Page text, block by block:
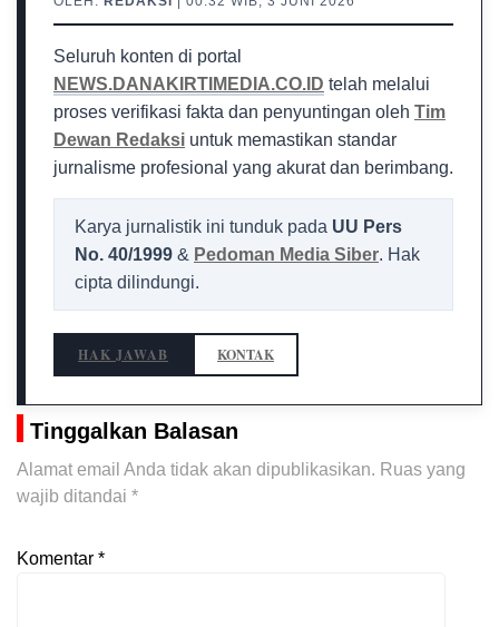
Seluruh konten di portal
NEWS.DANAKIRTIMEDIA.CO.ID telah melalui
proses verifikasi fakta dan penyuntingan oleh Tim
Dewan Redaksi untuk memastikan standar
jurnalisme profesional yang akurat dan berimbang.
Karya jurnalistik ini tunduk pada UU Pers
No. 40/1999 & Pedoman Media Siber. Hak
cipta dilindungi.
HAK JAWAB KONTAK
Tinggalkan Balasan
Alamat email Anda tidak akan dipublikasikan. Ruas yang
wajib ditandai *
Komentar *